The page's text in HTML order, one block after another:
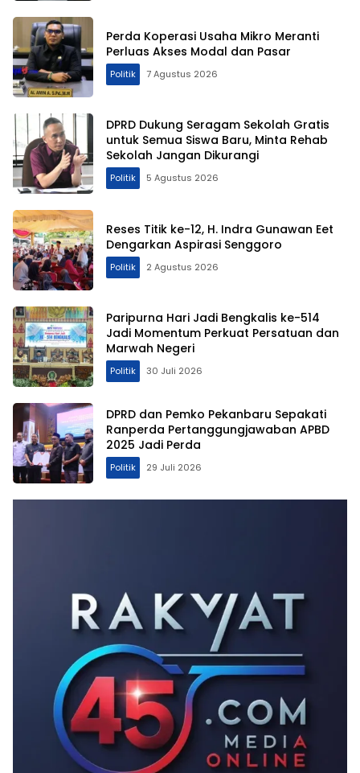
Perda Koperasi Usaha Mikro Meranti
Perluas Akses Modal dan Pasar
Politik 7 Agustus 2026
DPRD Dukung Seragam Sekolah Gratis
untuk Semua Siswa Baru, Minta Rehab
Sekolah Jangan Dikurangi
Politik 5 Agustus 2026
Reses Titik ke-12, H. Indra Gunawan Eet
Dengarkan Aspirasi Senggoro
Politik 2 Agustus 2026
Paripurna Hari Jadi Bengkalis ke-514
Jadi Momentum Perkuat Persatuan dan
Marwah Negeri
Politik 30 Juli 2026
DPRD dan Pemko Pekanbaru Sepakati
Ranperda Pertanggungjawaban APBD
2025 Jadi Perda
Politik 29 Juli 2026